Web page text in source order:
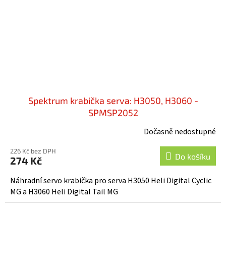
Spektrum krabička serva: H3050, H3060 -
SPMSP2052
Dočasně nedostupné
226 Kč bez DPH
274 Kč Do košíku
Náhradní servo krabička pro serva H3050 Heli Digital Cyclic
MG a H3060 Heli Digital Tail MG